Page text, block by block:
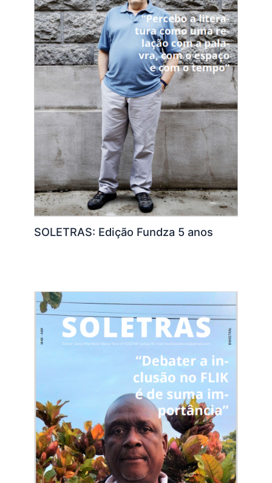
SOLETRAS: Edição Fundza 5 anos